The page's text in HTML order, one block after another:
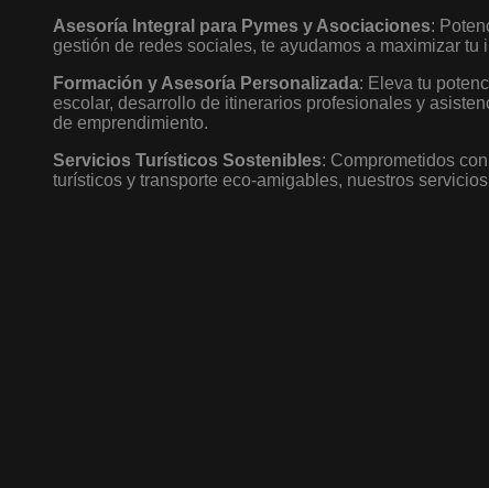
Asesoría Integral para Pymes y Asociaciones:
gestión de redes sociales, te ayudamos a maximizar
Formación y Asesoría Personalizada: Eleva tu
escolar, desarrollo de itinerarios profesionales y
de emprendimiento.
Servicios Turísticos Sostenibles: Comprometidos
turísticos y transporte eco-amigables, nuestros